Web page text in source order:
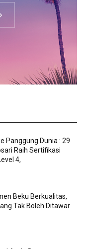
Panggung Dunia : 29
Raih Sertifikasi
4,
Beku Berkualitas,
Tak Boleh Ditawar